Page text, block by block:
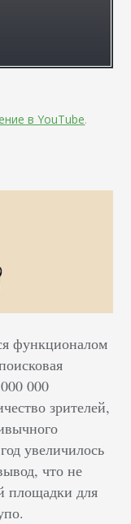
в YouTube.
функционалом
000
зрителей,
увеличилось
что не
площадки для